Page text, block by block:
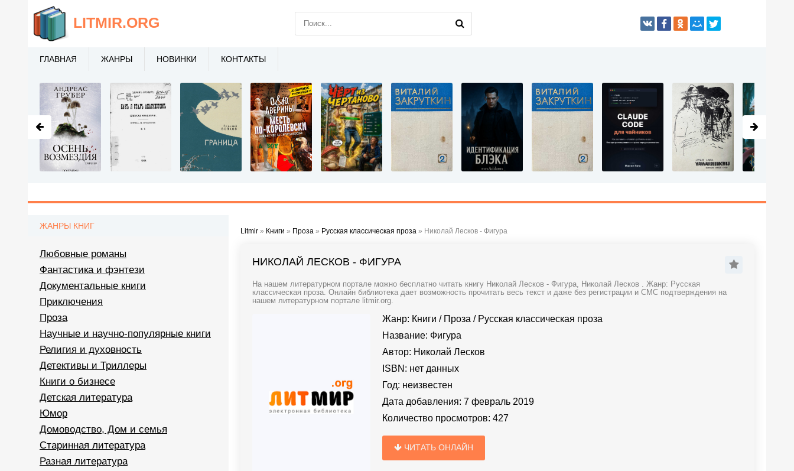
Litmir » Книги » Проза » Русская классическая проза » Николай Лесков - Фигура
НИКОЛАЙ ЛЕСКОВ - ФИГУРА
На нашем литературном портале можно бесплатно читать книгу Николай Лесков - Фигура, Николай Лесков . Жанр: Русская
классическая проза. Онлайн библиотека дает возможность прочитать весь текст и даже без регистрации и СМС подтверждения на
нашем литературном портале litmir.org.
Жанр: Книги / Проза / Русская классическая проза
Название: Фигура
Автор: Николай Лесков
ISBN: нет данных
Год: неизвестен
Дата добавления: 7 февраль 2019
Количество просмотров: 427
ЧИТАТЬ ОНЛАЙН
ЖАНРЫ КНИГ
Любовные романы
Фантастика и фэнтези
Документальные книги
Приключения
Проза
Научные и научно-популярные книги
Религия и духовность
Детективы и Триллеры
Книги о бизнесе
Детская литература
Юмор
Домоводство, Дом и семья
Старинная литература
Разная литература
LITMIR.ORG
ГЛАВНАЯ ЖАНРЫ НОВИНКИ КОНТАКТЫ